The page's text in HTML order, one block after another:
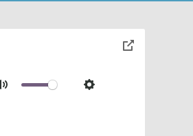
Mute Settings
toggle